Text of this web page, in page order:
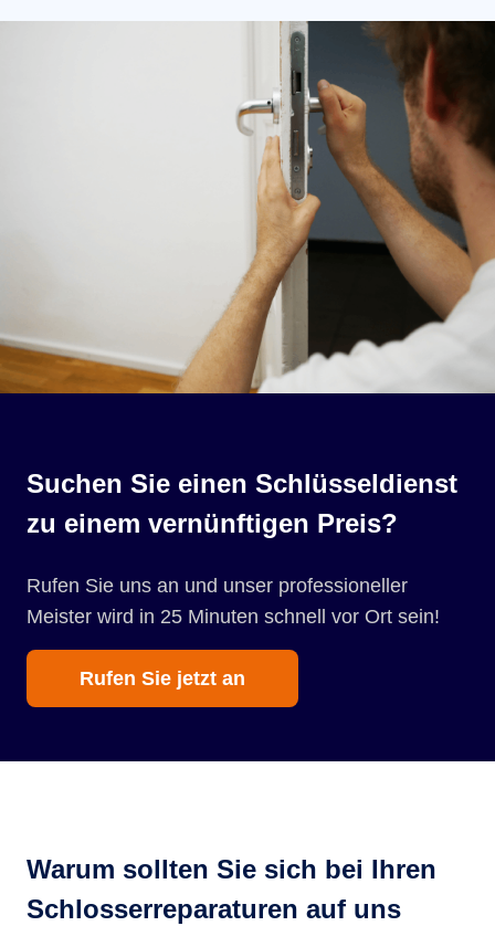
Suchen Sie einen Schlüsseldienst
zu einem vernünftigen Preis?
Rufen Sie uns an und unser professioneller
Meister wird in 25 Minuten schnell vor Ort sein!
Rufen Sie jetzt an
Warum sollten Sie sich bei Ihren
Schlosserreparaturen auf uns